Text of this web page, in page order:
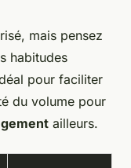
mais pensez
habitudes
pour faciliter
du volume pour
ailleurs.